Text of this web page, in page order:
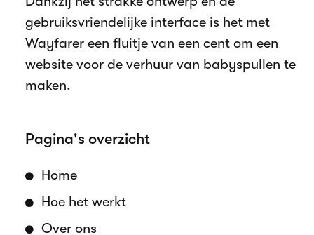
gebruiksvriendelijke interface is het met
Wayfarer een fluitje van een cent om een
website voor de verhuur van babyspullen te
maken.
Pagina's overzicht
Home
Hoe het werkt
Over ons